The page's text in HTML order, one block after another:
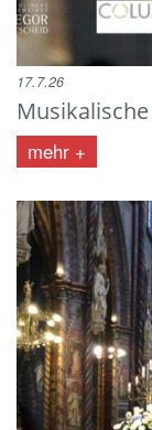
17.7.26
mehr